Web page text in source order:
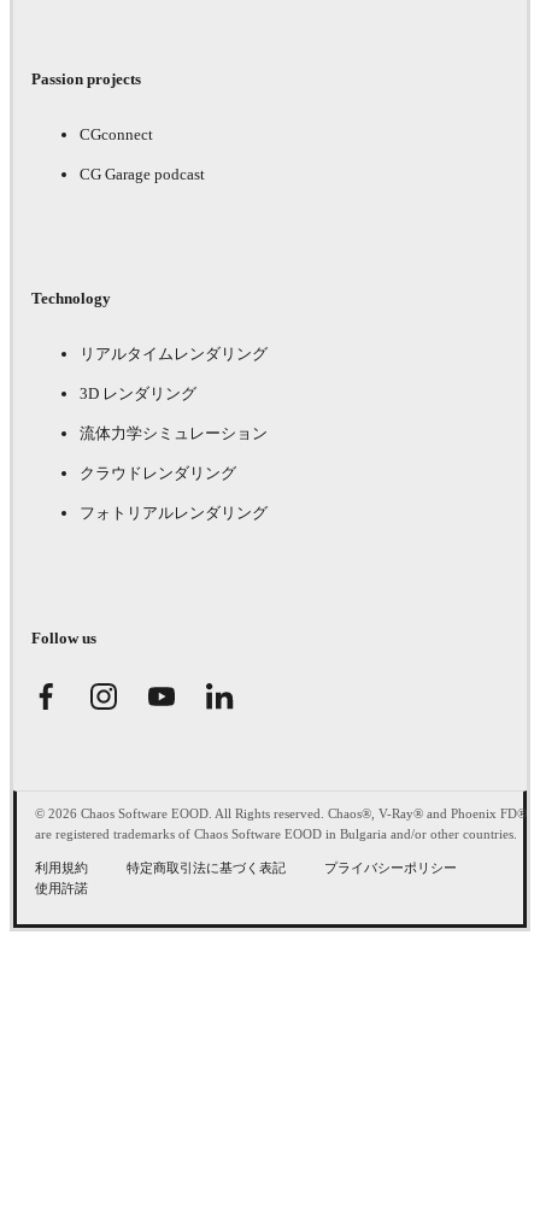
Passion projects
CGconnect
CG Garage podcast
Technology
リアルタイムレンダリング
3D レンダリング
流体力学シミュレーション
クラウドレンダリング
フォトリアルレンダリング
Follow us
© 2026 Chaos Software EOOD. All Rights reserved. Chaos®, V-Ray® and Phoenix FD®
are registered trademarks of Chaos Software EOOD in Bulgaria and/or other countries.
利用規約 特定商取引法に基づく表記
プライバシーポリシー
使用許諾